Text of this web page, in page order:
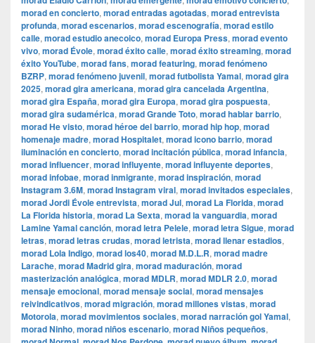
morad en concierto, morad entradas agotadas, morad entrevista
profunda, morad escenarios, morad escenografía, morad estilo
calle, morad estudio anecoico, morad Europa Press, morad evento
vivo, morad Évole, morad éxito calle, morad éxito streaming, morad
éxito YouTube, morad fans, morad featuring, morad fenómeno
BZRP, morad fenómeno juvenil, morad futbolista Yamal, morad gira
2025, morad gira americana, morad gira cancelada Argentina,
morad gira España, morad gira Europa, morad gira pospuesta,
morad gira sudamérica, morad Grande Toto, morad hablar barrio,
morad He visto, morad héroe del barrio, morad hip hop, morad
homenaje madre, morad Hospitalet, morad icono barrio, morad
iluminación en concierto, morad incitación pública, morad infancia,
morad influencer, morad influyente, morad influyente deportes,
morad infobae, morad inmigrante, morad inspiración, morad
Instagram 3.6M, morad Instagram viral, morad invitados especiales,
morad Jordi Évole entrevista, morad Jul, morad La Florida, morad
La Florida historia, morad La Sexta, morad la vanguardia, morad
Lamine Yamal canción, morad letra Pelele, morad letra Sigue, morad
letras, morad letras crudas, morad letrista, morad llenar estadios,
morad Lola Indigo, morad los40, morad M.D.L.R, morad madre
Larache, morad Madrid gira, morad maduración, morad
masterización analógica, morad MDLR, morad MDLR 2.0, morad
mensaje emocional, morad mensaje social, morad mensajes
reivindicativos, morad migración, morad millones vistas, morad
Motorola, morad movimientos sociales, morad narración gol Yamal,
morad Ninho, morad niños escenario, morad Niños pequeños,